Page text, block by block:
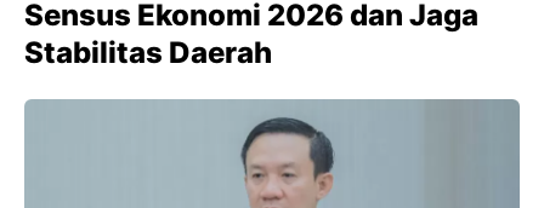
Sensus Ekonomi 2026 dan Jaga
Stabilitas Daerah